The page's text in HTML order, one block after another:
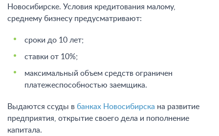
Новосибирске. Условия кредитования малому,
среднему бизнесу предусматривают:
сроки до 10 лет;
ставки от 10%;
максимальный объем средств ограничен
платежеспособностью заемщика.
Выдаются ссуды в банках Новосибирска на развитие
предприятия, открытие своего дела и пополнение
капитала.